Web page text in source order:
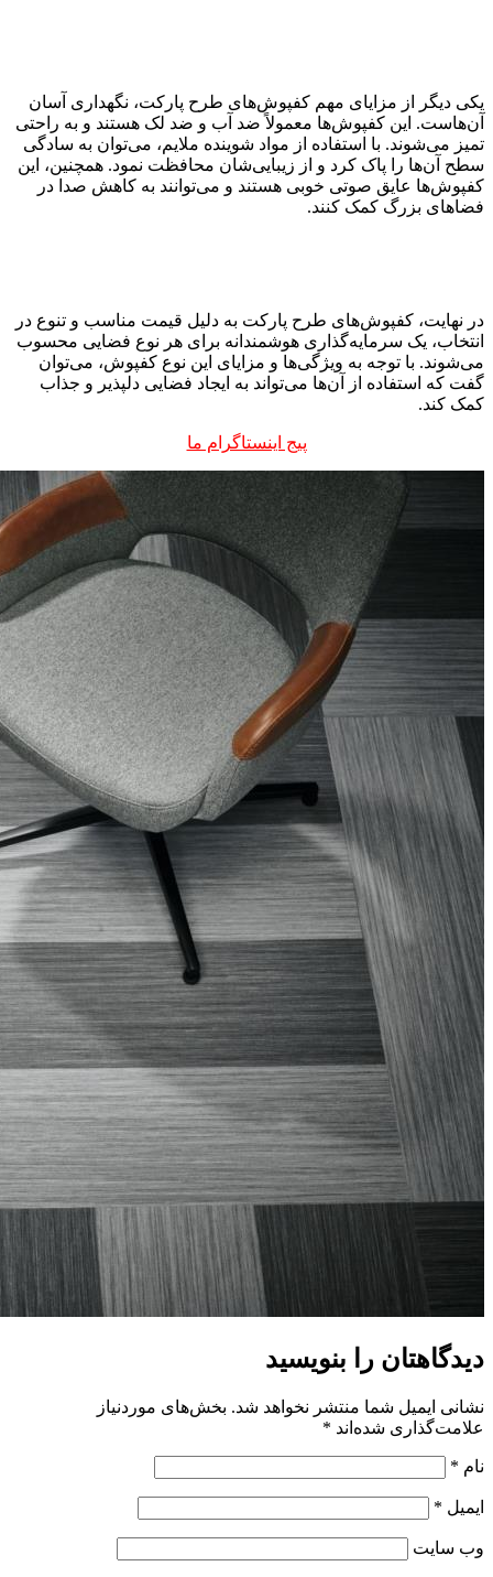
یکی دیگر از مزایای مهم کفپوش‌های طرح پارکت، نگهداری آسان
آن‌هاست. این کفپوش‌ها معمولاً ضد آب و ضد لک هستند و به راحتی
تمیز می‌شوند. با استفاده از مواد شوینده ملایم، می‌توان به سادگی
سطح آن‌ها را پاک کرد و از زیبایی‌شان محافظت نمود. همچنین، این
کفپوش‌ها عایق صوتی خوبی هستند و می‌توانند به کاهش صدا در
فضاهای بزرگ کمک کنند.
در نهایت، کفپوش‌های طرح پارکت به دلیل قیمت مناسب و تنوع در
انتخاب، یک سرمایه‌گذاری هوشمندانه برای هر نوع فضایی محسوب
می‌شوند. با توجه به ویژگی‌ها و مزایای این نوع کفپوش، می‌توان
گفت که استفاده از آن‌ها می‌تواند به ایجاد فضایی دلپذیر و جذاب
کمک کند.
پیج اینستاگرام ما
دیدگاهتان را بنویسید
نشانی ایمیل شما منتشر نخواهد شد. بخش‌های موردنیاز
علامت‌گذاری شده‌اند *
نام *
ایمیل *
وب‌ سایت